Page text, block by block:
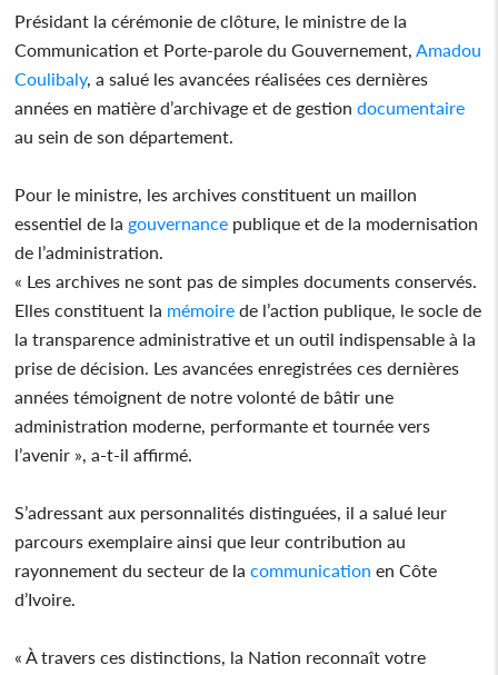
Présidant la cérémonie de clôture, le ministre de la
Communication et Porte-parole du Gouvernement, Amadou
Coulibaly, a salué les avancées réalisées ces dernières
années en matière d’archivage et de gestion documentaire
au sein de son département.
Pour le ministre, les archives constituent un maillon
essentiel de la gouvernance publique et de la modernisation
de l’administration.
« Les archives ne sont pas de simples documents conservés.
Elles constituent la mémoire de l’action publique, le socle de
la transparence administrative et un outil indispensable à la
prise de décision. Les avancées enregistrées ces dernières
années témoignent de notre volonté de bâtir une
administration moderne, performante et tournée vers
l’avenir », a-t-il affirmé.
S’adressant aux personnalités distinguées, il a salué leur
parcours exemplaire ainsi que leur contribution au
rayonnement du secteur de la communication en Côte
d’Ivoire.
« À travers ces distinctions, la Nation reconnaît votre